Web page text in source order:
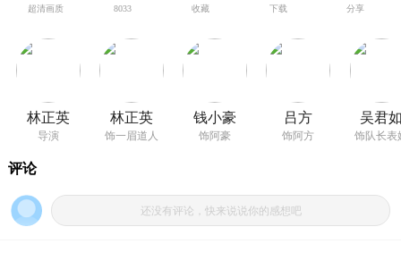
道人带上阿豪和小僵尸出发了。在邻镇，一眉道
一眉道人发现邻镇的引用水源都被尸毒污染，不
能饮用，于是和阿豪一起寻找水源。他在教堂的
具西洋僵尸，邻镇乡公所的所长意外令西洋僵尸
复活了。一场精彩的中国法术对付西洋僵尸的好
戏上演了。
超清画质 8033 收藏 下载 分享
林正英
导演
林正英
饰一眉道人
钱小豪
饰阿豪
吕方
饰阿方
吴君
饰队长表